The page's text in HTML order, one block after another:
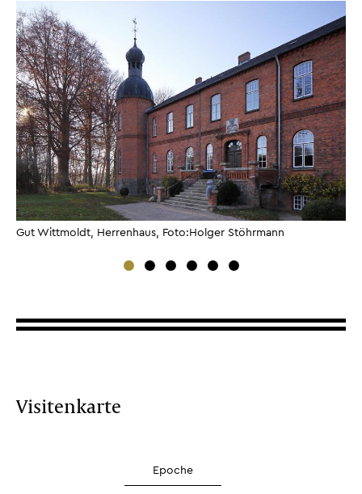
Gut Wittmoldt, Herrenhaus, Foto:Holger Stöhrmann
Visitenkarte
Epoche